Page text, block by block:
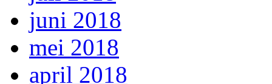
juni 2018
mei 2018
april 2018